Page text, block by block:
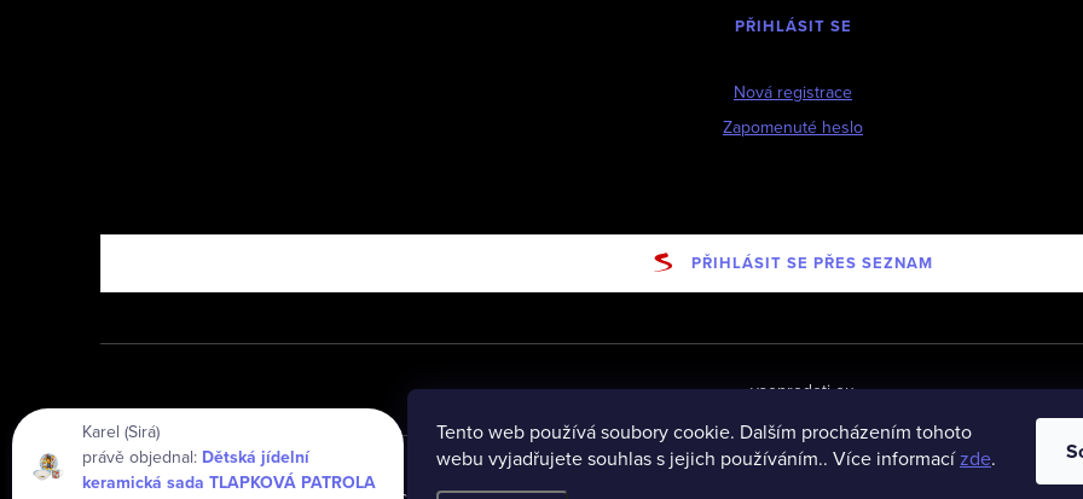
Tento web používá soubory cookie. Dalším procházením tohoto
webu vyjadřujete souhlas s jejich používáním.. Více informacízde.
PŘIHLÁSIT SE
Nová registrace
Zapomenuté heslo
PŘIHLÁSIT SE PŘES SEZNAM
vseprodeti-eu
Karel (Sirá)
právě objednal: Dětská jídelní
keramická sada TLAPKOVÁ PATROLA